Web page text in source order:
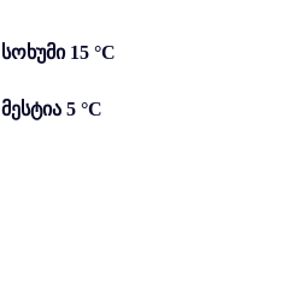
სოხუმი 15 °C
მესტია 5 °C